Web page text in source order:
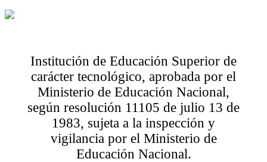
Institución de Educación Superior de
carácter tecnológico, aprobada por el
Ministerio de Educación Nacional,
según resolución 11105 de julio 13 de
1983, sujeta a la inspección y
vigilancia por el Ministerio de
Educación Nacional.